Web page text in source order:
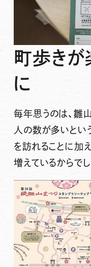
町歩きが
に
毎年思うのは、雛
人の数が多いとい
を訪れることに加
増えているからでし